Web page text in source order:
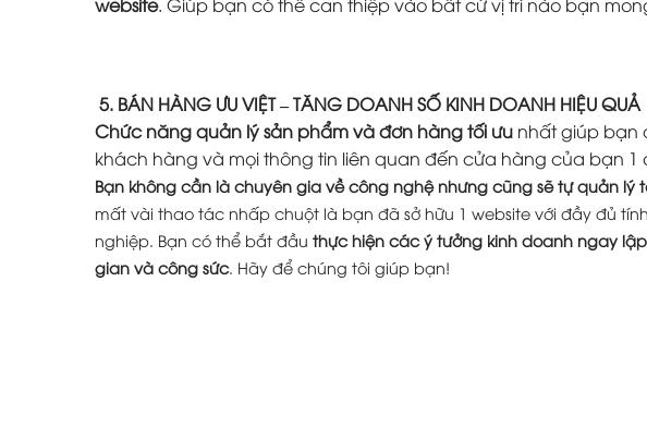
5. BÁN HÀNG ƯU VIỆT – TĂNG DOANH SỐ KINH DOANH HIỆU QUẢ
Chức năng quản lý sản phẩm và đơn hàng tối ưu nhất giúp bạn
khách hàng và mọi thông tin liên quan đến cửa hàng của bạn
Bạn không cần là chuyên gia về công nghệ nhưng cũng sẽ tự quản lý
mất vài thao tác nhấp chuột là bạn đã sở hữu 1 website với đầy đủ
nghiệp. Bạn có thể bắt đầu thực hiện các ý tưởng kinh doanh ngay
gian và công sức. Hãy để chúng tôi giúp bạn!